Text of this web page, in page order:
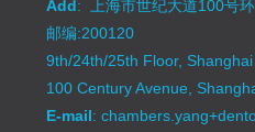
Add: 上海市世纪大道100号
邮编:200120
9th/24th/25th Floor,
100 Century Avenue,
E-mail: